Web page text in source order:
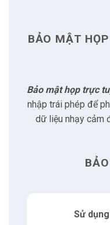
Cấu hình và
2.3 Sử dụng
2.4 Sử dụng VPN
Giới hạn
BẢO MẬT
Bảo mật họp trực
nhập trái phép để
dữ liệu nhạy cảm
Sử